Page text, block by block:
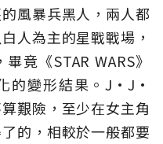
風暴兵黑人，兩人都
人為主的星戰戰場，
竟《STAR WARS》
的變形結果。J·J·
艱險，至少在女主角
的，相較於一般都要